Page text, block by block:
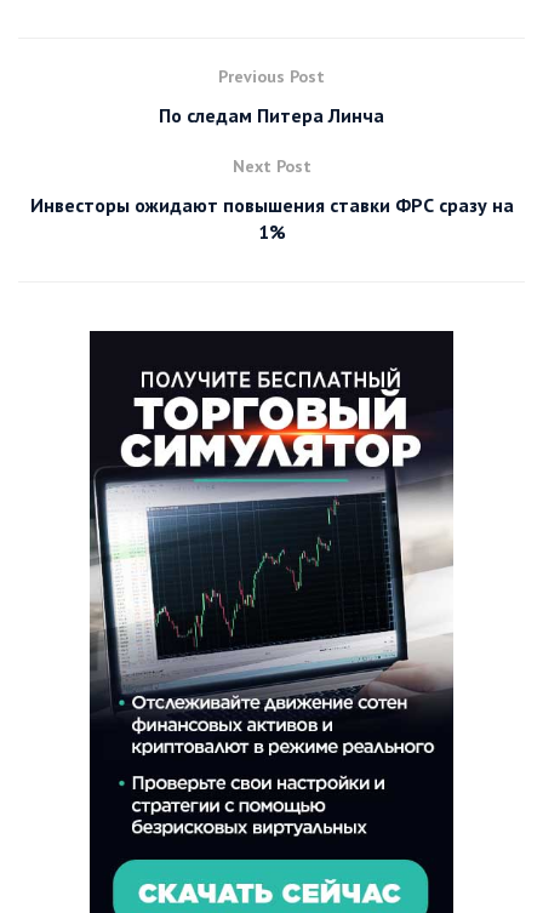
Previous Post
По следам Питера Линча
Next Post
Инвесторы ожидают повышения ставки ФРС сразу на
1%